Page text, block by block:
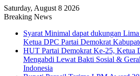
Saturday, August 8 2026
Breaking News
Syarat Minimal dapat dukungan
Ketua DPC Partai Demokrat
HUT Partai Demokrat Ke-25, Ketua
Mengabdi Lewat Bakti Sosial &
Indonesia